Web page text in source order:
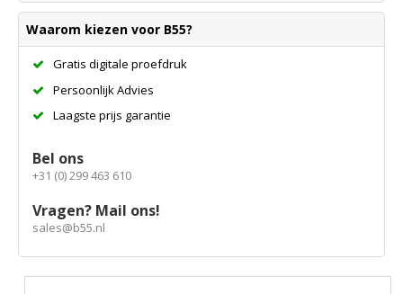
Waarom kiezen voor B55?
Gratis digitale proefdruk
Persoonlijk Advies
Laagste prijs garantie
Bel ons
+31 (0) 299 463 610
Vragen? Mail ons!
sales@b55.nl